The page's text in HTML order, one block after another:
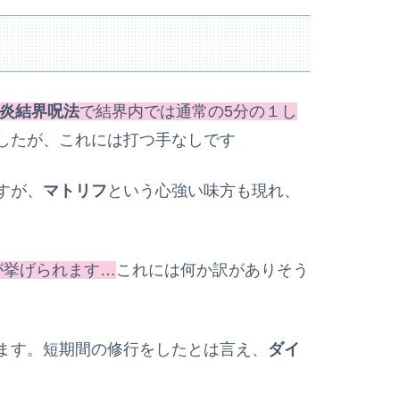
結界呪法で結界内では通常の5分の１し
たが、これには打つ手なしです
、 マトリフ という心強い味方も現れ、
挙げられます…これには何か訳がありそう
す。短期間の修行をしたとは言え、 ダイ